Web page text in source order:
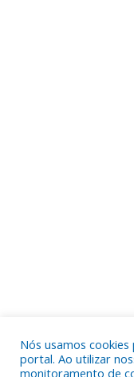
Nós usamos
portal. Ao utilizar
monitoramento de